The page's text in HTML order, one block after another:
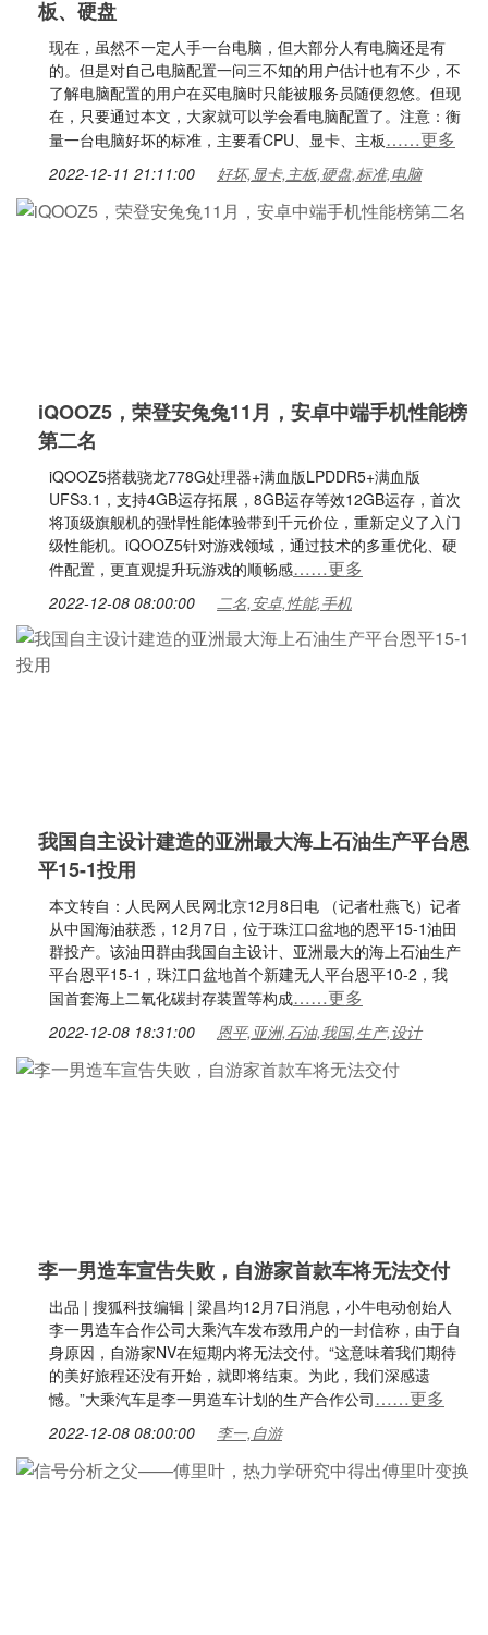
板、硬盘
现在，虽然不一定人手一台电脑，但大部分人有电脑还是有
的。但是对自己电脑配置一问三不知的用户估计也有不少，不
了解电脑配置的用户在买电脑时只能被服务员随便忽悠。但现
在，只要通过本文，大家就可以学会看电脑配置了。注意：衡
量一台电脑好坏的标准，主要看CPU、显卡、主板……更多
2022-12-11 21:11:00 好坏,显卡,主板,硬盘,标准,电脑
iQOOZ5，荣登安兔兔11月，安卓中端手机性能榜
第二名
iQOOZ5搭载骁龙778G处理器+满血版LPDDR5+满血版
UFS3.1，支持4GB运存拓展，8GB运存等效12GB运存，首次
将顶级旗舰机的强悍性能体验带到千元价位，重新定义了入门
级性能机。iQOOZ5针对游戏领域，通过技术的多重优化、硬
件配置，更直观提升玩游戏的顺畅感……更多
2022-12-08 08:00:00 二名,安卓,性能,手机
我国自主设计建造的亚洲最大海上石油生产平台恩
平15-1投用
本文转自：人民网人民网北京12月8日电 （记者杜燕飞）记者
从中国海油获悉，12月7日，位于珠江口盆地的恩平15-1油田
群投产。该油田群由我国自主设计、亚洲最大的海上石油生产
平台恩平15-1，珠江口盆地首个新建无人平台恩平10-2，我
国首套海上二氧化碳封存装置等构成……更多
2022-12-08 18:31:00 恩平,亚洲,石油,我国,生产,设计
李一男造车宣告失败，自游家首款车将无法交付
出品 | 搜狐科技编辑 | 梁昌均12月7日消息，小牛电动创始人
李一男造车合作公司大乘汽车发布致用户的一封信称，由于自
身原因，自游家NV在短期内将无法交付。“这意味着我们期待
的美好旅程还没有开始，就即将结束。为此，我们深感遗
憾。”大乘汽车是李一男造车计划的生产合作公司……更多
2022-12-08 08:00:00 李一,自游